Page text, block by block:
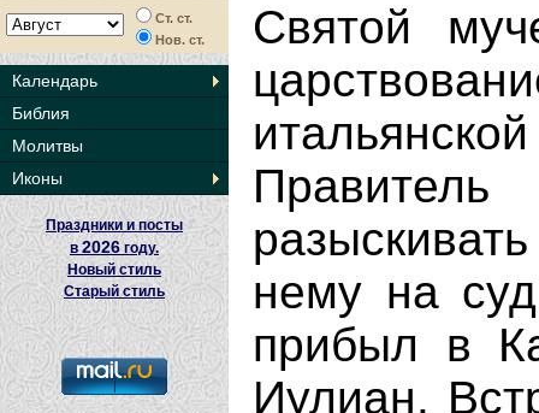
Ст. ст.
Нов. ст.
Календарь
Библия
Молитвы
Иконы
Праздники и посты
в 2026 году.
Новый стиль
Старый стиль
Святой
нему на
прибыл в
Иулиан.